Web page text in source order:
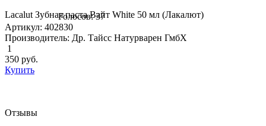
Lacalut Зубная паста Bайт White 50 мл (Лакалют)
Голосов: 37
Артикул: 402830
Производитель: Др. Тайсс Натурварен ГмбХ
1
350 руб.
Купить
Отзывы